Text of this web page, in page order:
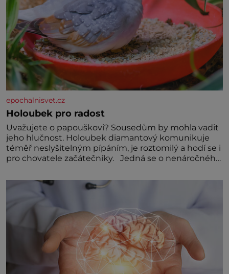
epochalnisvet.cz
Holoubek pro radost
Uvažujete o papouškovi? Sousedům by mohla vadit
jeho hlučnost. Holoubek diamantový komunikuje
téměř neslyšitelným pípáním, je roztomilý a hodí se i
pro chovatele začátečníky. Jedná se o nenáročného
Hodně času tráví na zemi, kde sbírá zbytky semínek
Jeho domovinou je prakticky celá Austrálie s
výjimkou pobřežní oblasti.